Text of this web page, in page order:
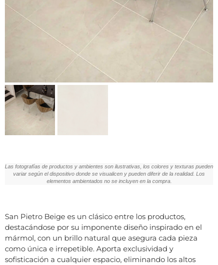
Las fotografías de productos y ambientes son ilustrativas, los colores y texturas pueden
variar según el dispositivo donde se visualicen y pueden diferir de la realidad. Los
elementos ambientados no se incluyen en la compra.
San Pietro Beige es un clásico entre los productos,
destacándose por su imponente diseño inspirado en el
mármol, con un brillo natural que asegura cada pieza
como única e irrepetible. Aporta exclusividad y
sofisticación a cualquier espacio, eliminando los altos